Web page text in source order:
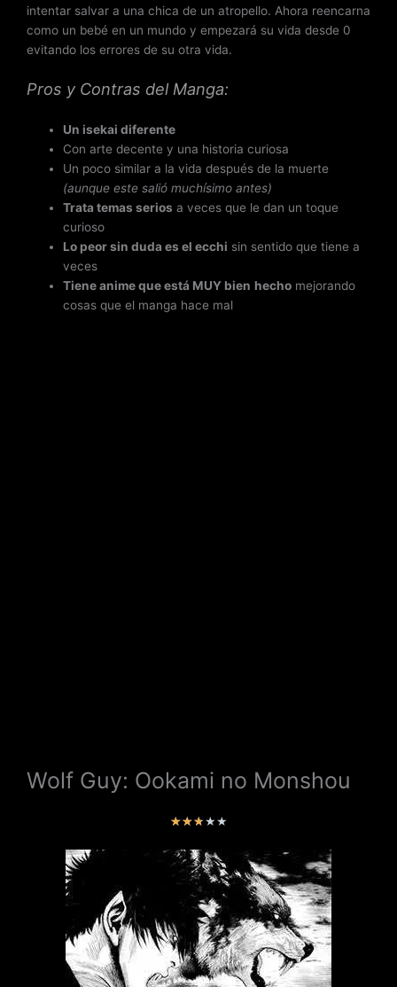
intentar salvar a una chica de un atropello. Ahora reencarna
como un bebé en un mundo y empezará su vida desde 0
evitando los errores de su otra vida.
Pros y Contras del Manga:
Un isekai diferente
Con arte decente y una historia curiosa
Un poco similar a la vida después de la muerte
(aunque este salió muchísimo antes)
Trata temas serios a veces que le dan un toque
curioso
Lo peor sin duda es el ecchi sin sentido que tiene a
veces
Tiene anime que está MUY bien hecho mejorando
cosas que el manga hace mal
Wolf Guy: Ookami no Monshou
★★★★★V
o
r
a
d
o
c